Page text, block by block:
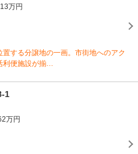
万円
する分譲地の一画。市街地へのアク
利便施設が揃…
1
万円